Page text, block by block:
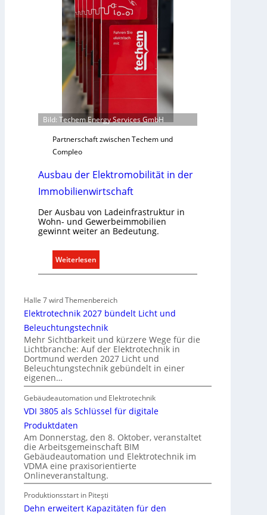
.p
a
U
n
t
g
r
n
d
Bild: Techem Energy Services GmbH
Partnerschaft zwischen Techem und
Compleo
Ausbau der Elektromobilität in der
Immobilienwirtschaft
Der Ausbau von Ladeinfrastruktur in
Wohn- und Gewerbeimmobilien
gewinnt weiter an Bedeutung.
Weiterlesen
A
b
u
d
e
r
E
l
e
t
r
o
m
o
b
i
Halle 7 wird Themenbereich
Elektrotechnik 2027 bündelt Licht und
Beleuchtungstechnik
Mehr Sichtbarkeit und kürzere Wege für die
Lichtbranche: Auf der Elektrotechnik in
Dortmund werden 2027 Licht und
Beleuchtungstechnik gebündelt in einer
eigenen…
Gebäudeautomation und Elektrotechnik
VDI 3805 als Schlüssel für digitale
Produktdaten
Am Donnerstag, den 8. Oktober, veranstaltet
die Arbeitsgemeinschaft BIM
Gebäudeautomation und Elektrotechnik im
VDMA eine praxisorientierte
Onlineveranstaltung.
Produktionsstart in Piteşti
Dehn erweitert Kapazitäten für den